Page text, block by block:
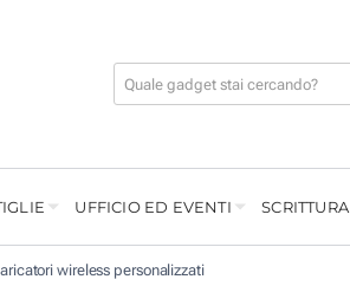
UFFICIO ED EVENTI SCRITTURA
wireless personalizzati